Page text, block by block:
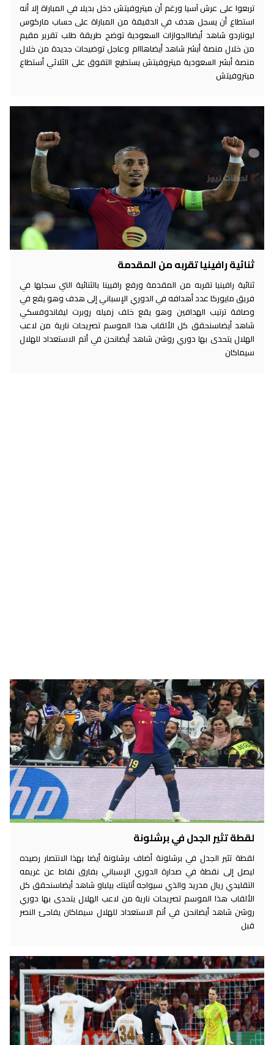
تربعوا على عرش آسيا ورغم أن ميتروفيتش دخل بديلا في المباراة إلا أنه
استطاع أن يسجل هدف في الدقيقة من المباراة على حساب ماركوس
ليوناردو شاهد أيضاالجوازات السعودية توضح طريقة طلب تقرير مقيم
من خلال منصة أبشر شاهد أيضاهااام وعاجل توضيحات جديدة من خلال
منصة أبشر السعودية ميتروفيتش يستطيع التفوق على الثلاثي أستطاع
ميتروفيتش
ثنائية رافينيا تقربه من المقدمة
ثنائية رافينيا تقربه من المقدمة ورفع رافيينا بالثنائية التي سجلها في
فريق مايوركا عدد أهدافه في الدوري الإسباني إلى هدف وهو يقع في
وصافة ترتيب الهدافين وهو يقع خلف زميله روبرت ليفاندوفسكي
شاهد أيضاسنحقق كل الألقاب هذا الموسم تصريحات نارية من لاعب
الهلال يتحدى بها دوري روشن شاهد أيضانحن في أتم الاستعداد للهلال
سيماكان
لقطة تثير الجدل في برشلونة
لقطة تثير الجدل في برشلونة أضاف برشلونة أيضا بهذا الانتصار رصيده
ليصل إلى نقطة في صدارة الدوري الإسباني بفارق نقاط عن غريمه
التقليدي ريال مدريد والذي سيواجه أتليتك بيلباو شاهد أيضاسنحقق كل
الألقاب هذا الموسم تصريحات نارية من لاعب الهلال يتحدى بها دوري
روشن شاهد أيضانحن في أتم الاستعداد للهلال سيماكان يفاجئ النصر
قبل